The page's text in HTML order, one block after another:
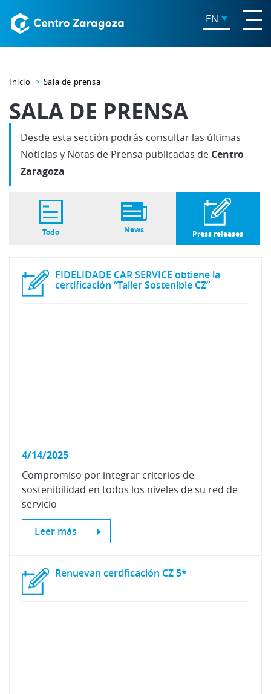
EN
Inicio Sala de prensa
SALA DE PRENSA
Desde esta sección podrás consultar las últimas
Noticias y Notas de Prensa publicadas de Centro
Zaragoza
Todo News Press releases
FIDELIDADE CAR SERVICE obtiene la
certificación “Taller Sostenible CZ”
4/14/2025
Compromiso por integrar criterios de
sostenibilidad en todos los niveles de su red de
servicio
Leer más
Renuevan certificación CZ 5*